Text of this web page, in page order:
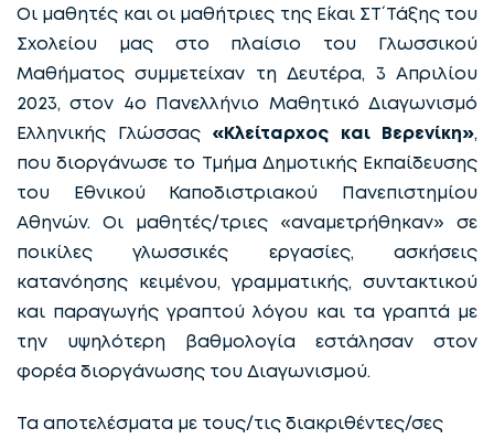
Οι μαθητές και οι μαθήτριες της Ε΄και ΣΤ΄ Τάξης του
Σχολείου μας στο πλαίσιο του Γλωσσικού
Μαθήματος συμμετείχαν τη Δευτέρα, 3 Απριλίου
2023, στον 4ο Πανελλήνιο Μαθητικό Διαγωνισμό
Ελληνικής Γλώσσας «Κλείταρχος και Βερενίκη»,
που διοργάνωσε το Τμήμα Δημοτικής Εκπαίδευσης
του Εθνικού Καποδιστριακού Πανεπιστημίου
Αθηνών. Οι μαθητές/τριες «αναμετρήθηκαν» σε
ποικίλες γλωσσικές εργασίες, ασκήσεις
κατανόησης κειμένου, γραμματικής, συντακτικού
και παραγωγής γραπτού λόγου και τα γραπτά με
την υψηλότερη βαθμολογία εστάλησαν στον
φορέα διοργάνωσης του Διαγωνισμού.
Τα αποτελέσματα με τους/τις διακριθέντες/σες